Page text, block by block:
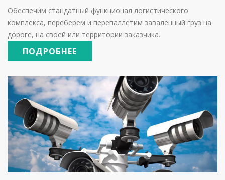
Обеспечим стандатный функционал логистического
комплекса, переберем и перепаллетим заваленный груз на
дороге, на своей или территории заказчика.
ПОДРОБНЕЕ